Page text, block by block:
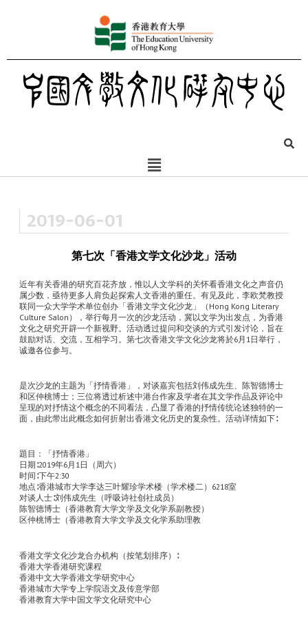
2019-06-01
第七次「香港文学文化沙龙」活动
近年有关香港的研究百花齐放，惟以人文学科的关怀看香港文化之声音仍
属少数，亟待更多人肩负起探索人文香港的重任。有见及此，李欧梵教授
联同一众大学学术单位创办「香港文学文化沙龙」（Hong Kong Literary
Culture Salon），举行每月一次的沙龙活动，冀以文学为出发点，为香港
文化之研究开辟一个新视野。活动透过提问和交谈的方式引发讨论，旨在
鼓励对话、交流，互相学习。第七次香港文学文化沙龙将於6月1日举行，
诚邀各位参与。
是次沙龙的主题为「抒情香港」，对谈嘉宾包括刘伟成先生、陈智德博士
和区仲桃博士；三位将透过析述中港台作家及学者在其文学作品及评论中
呈现的对抒情这个概念的不同看法，凸显了香港的抒情传统论述独特的一
面，由此带出此概念如何折射出香港文化历史的复杂性。活动详情如下∶
題目：「抒情香港」
日期∶2019年6月1日（周六）
时间∶下午2:30
地点∶香港城市大学李达三叶耀珍学术楼（学术楼二）6218室
对谈人士∶刘伟成先生（呼吸诗社创社成员）
陈智德博士（香港教育大学文学及文化学系副教授）
区仲桃博士（香港教育大学文学及文化学系助理教
香港文学文化沙龙合办机构（按笔划排序）∶
香港大学香港研究课程
香港中文大学香港文学研究中心
香港城市大学专上学院语文及传意学部
香港教育大学中国文学文化研究中心